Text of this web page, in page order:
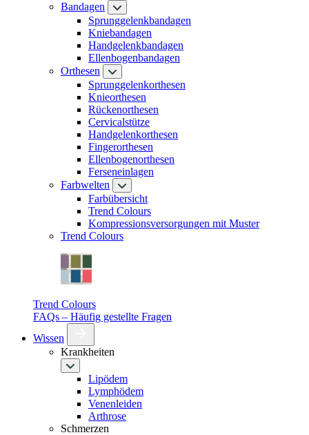
Bandagen
Sprunggelenkbandagen
Kniebandagen
Handgelenkbandagen
Ellenbogenbandagen
Orthesen
Sprunggelenkorthesen
Knieorthesen
Rückenorthesen
Cervicalstütze
Handgelenkorthesen
Fingerorthesen
Ellenbogenorthesen
Ferseneinlagen
Farbwelten
Farbübersicht
Trend Colours
Kompressionsversorgungen mit Muster
Trend Colours
Trend Colours
FAQs – Häufig gestellte Fragen
Wissen
Krankheiten
Lipödem
Lymphödem
Venenleiden
Arthrose
Schmerzen